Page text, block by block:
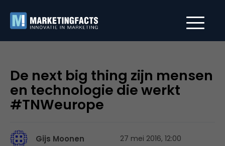
De next big thing zijn mensen
en technologie die werkt
#TNWeurope
Gijs Moonen 27 mei 2016, 12:00